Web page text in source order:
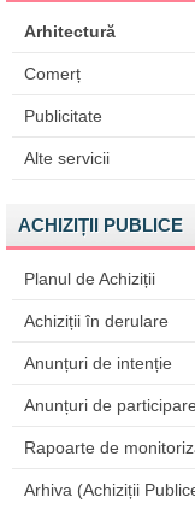
Arhitectură
Comerț
Publicitate
Alte servicii
ACHIZIȚII PUBLICE
Planul de Achiziții
Achiziții în derulare
Anunțuri de intenție
Anunțuri de participare
Rapoarte de
Arhiva (Achiziții